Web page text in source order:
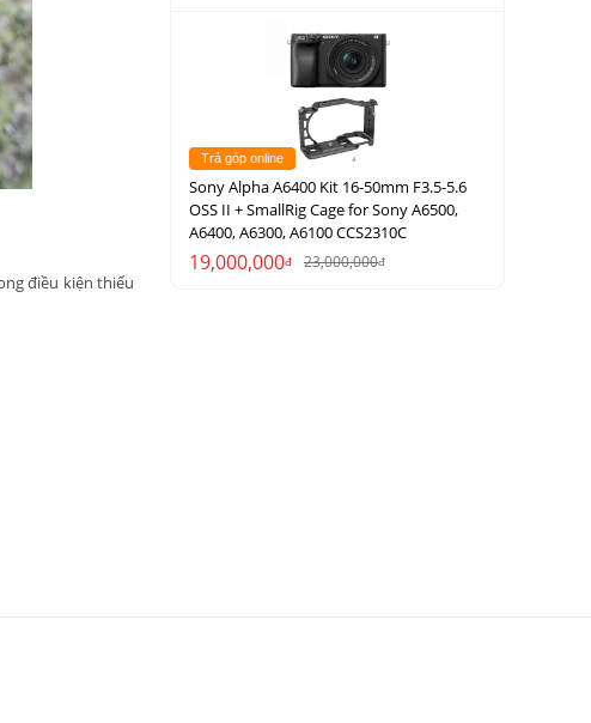
điều kiện thiếu
cả chụp ảnh và
Trả góp online
Sony Alpha A6400 Kit 16-50mm F3.5-5.6
OSS II + SmallRig Cage for Sony A6500,
A6400, A6300, A6100 CCS2310C
19,000,000đ 23,000,000đ